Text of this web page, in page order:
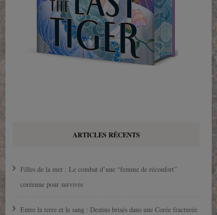
ARTICLES RÉCENTS
Filles de la mer : Le combat d’une “femme de réconfort”
coréenne pour survivre
Entre la terre et le sang : Destins brisés dans une Corée fracturée